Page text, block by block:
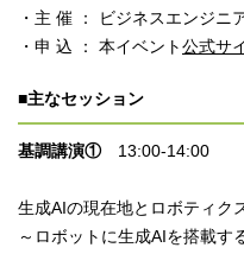
・主 催 ： ビジネスエンジニ
・申 込 ： 本イベント公式サ
■主なセッション
基調講演①13:00-14:00
生成AIの現在地とロボティク
～ロボットに生成AIを搭載す